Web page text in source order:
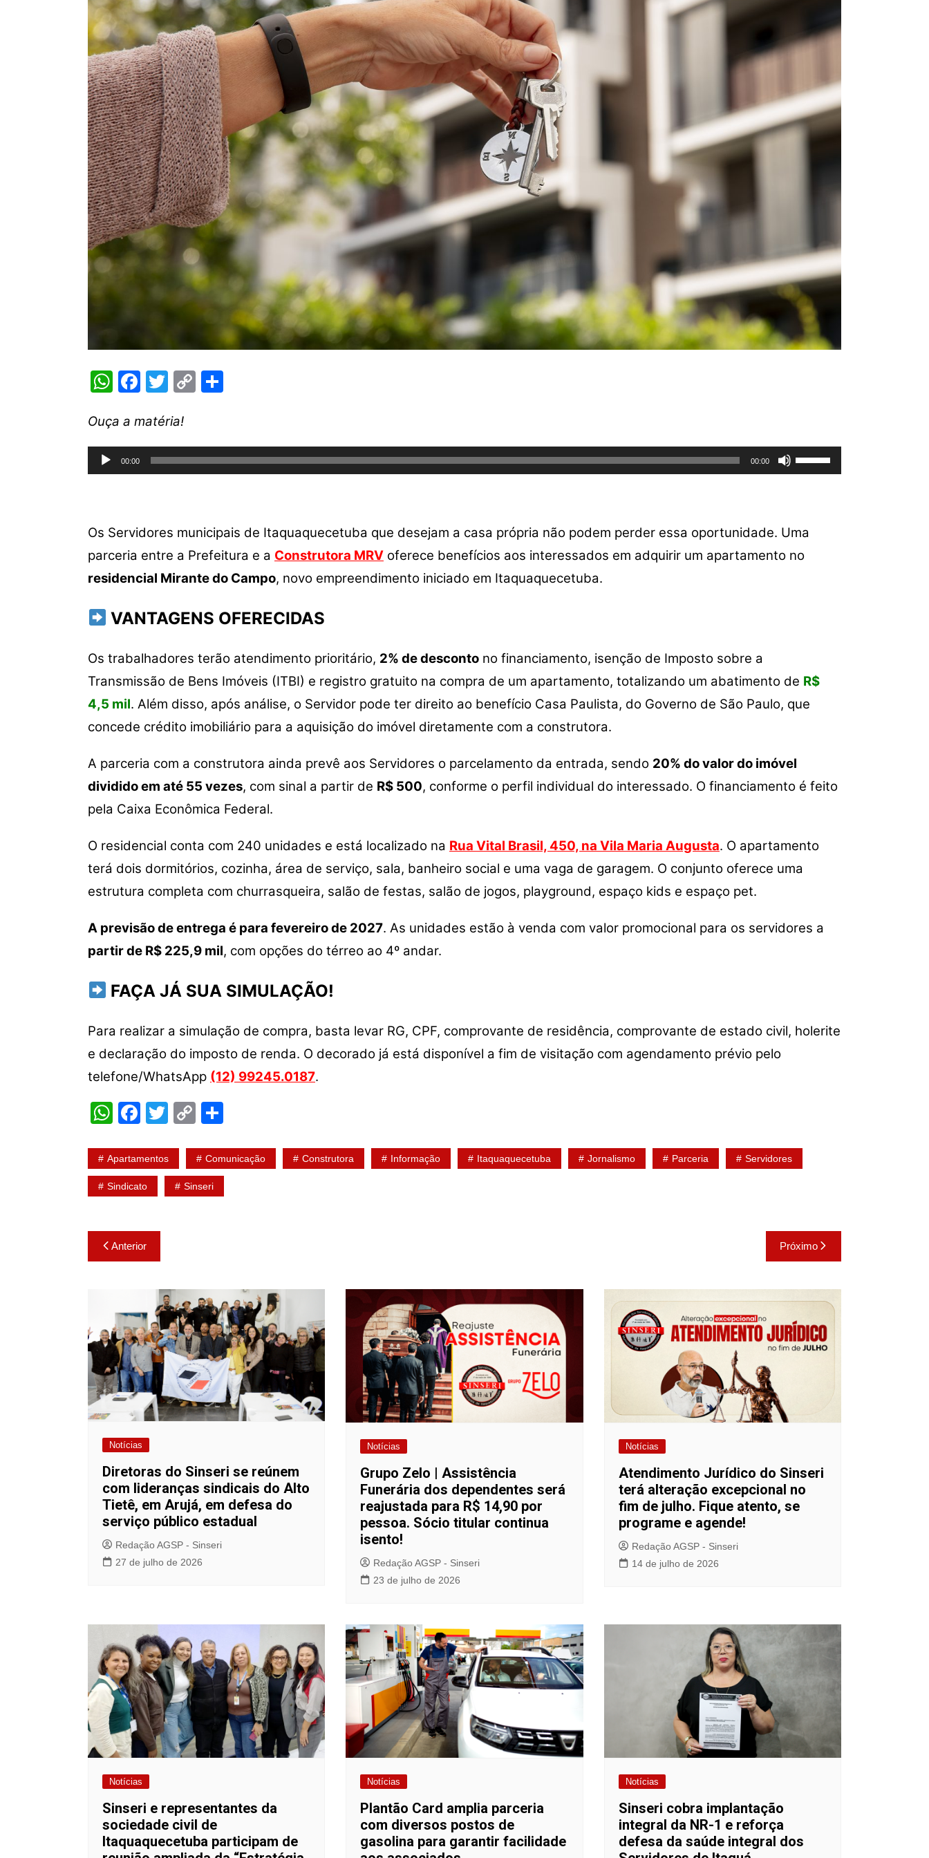
Plena Odonto
Studio Jet Silva
Sindicatos Online
W
at
s
A
F
c
e
b
k
T
itt
er
C
y
Li
e
Ouça a matéria!
Tocador
de
00:00 00:00
as
ou
para
volume.
Os Servidores municipais de Itaquaquecetuba que desejam a casa própria não podem perder essa oportunidade. Uma
parceria entre a Prefeitura e a Construtora MRV oferece benefícios aos interessados em adquirir um apartamento no
residencial Mirante do Campo, novo empreendimento iniciado em Itaquaquecetuba.
VANTAGENS OFERECIDAS
Os trabalhadores terão atendimento prioritário, 2% de desconto no financiamento, isenção de Imposto sobre a
Transmissão de Bens Imóveis (ITBI) e registro gratuito na compra de um apartamento, totalizando um abatimento de R$
4,5 mil. Além disso, após análise, o Servidor pode ter direito ao benefício Casa Paulista, do Governo de São Paulo, que
concede crédito imobiliário para a aquisição do imóvel diretamente com a construtora.
A parceria com a construtora ainda prevê aos Servidores o parcelamento da entrada, sendo 20% do valor do imóvel
dividido em até 55 vezes, com sinal a partir de R$ 500, conforme o perfil individual do interessado. O financiamento é feito
pela Caixa Econômica Federal.
O residencial conta com 240 unidades e está localizado na Rua Vital Brasil, 450, na Vila Maria Augusta. O apartamento
terá dois dormitórios, cozinha, área de serviço, sala, banheiro social e uma vaga de garagem. O conjunto oferece uma
estrutura completa com churrasqueira, salão de festas, salão de jogos, playground, espaço kids e espaço pet.
A previsão de entrega é para fevereiro de 2027. As unidades estão à venda com valor promocional para os servidores a
partir de R$ 225,9 mil, com opções do térreo ao 4º andar.
FAÇA JÁ SUA SIMULAÇÃO!
Para realizar a simulação de compra, basta levar RG, CPF, comprovante de residência, comprovante de estado civil, holerite
e declaração do imposto de renda. O decorado já está disponível a fim de visitação com agendamento prévio pelo
telefone/WhatsApp (12) 99245.0187.
W
at
s
A
p
F
c
e
b
o
k
T
itt
er
C
p
y
Li
ar
e
Apartamentos Comunicação Construtora Informação Itaquaquecetuba Jornalismo Parceria Servidores
Sindicato Sinseri
Navegação
de
Anterior Próximo
Notícias
Diretoras do Sinseri se reúnem
com lideranças sindicais do Alto
Tietê, em Arujá, em defesa do
serviço público estadual
Redação AGSP - Sinseri
27 de julho de 2026
Notícias
Grupo Zelo | Assistência
Funerária dos dependentes será
reajustada para R$ 14,90 por
pessoa. Sócio titular continua
isento!
Redação AGSP - Sinseri
23 de julho de 2026
Notícias
Atendimento Jurídico do Sinseri
terá alteração excepcional no
fim de julho. Fique atento, se
programe e agende!
Redação AGSP - Sinseri
14 de julho de 2026
Notícias
Sinseri e representantes da
sociedade civil de
Itaquaquecetuba participam de
Notícias
Plantão Card amplia parceria
com diversos postos de
gasolina para garantir facilidade
Notícias
Sinseri cobra implantação
integral da NR-1 e reforça
defesa da saúde integral dos